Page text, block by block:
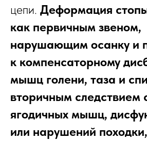
цепи. Деформация
как первичным звеном,
нарушающим осанку и
к компенсаторному
мышц голени, таза и
вторичным следствием
ягодичных мышц,
или нарушений походки,